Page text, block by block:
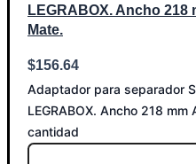
LEGRABOX. Ancho 218
Mate.
$156.64
Adaptador para separador
LEGRABOX. Ancho 218
cantidad